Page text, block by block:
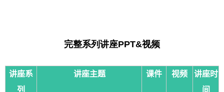
完整系列讲座PPT&视频
讲座系
列
讲座主题 课件 视频
讲座时
间